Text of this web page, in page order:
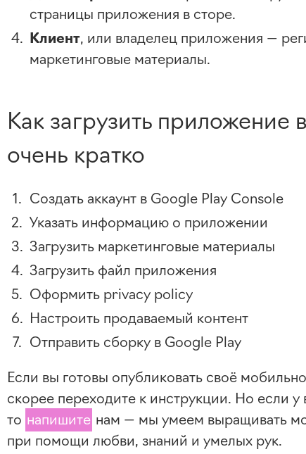
страницы приложения в сторе.
Клиент, или владелец приложения —
маркетинговые материалы.
Как загрузить приложение
очень кратко
Создать аккаунт в Google Play Console
Указать информацию о приложении
Загрузить маркетинговые материалы
Загрузить файл приложения
Оформить privacy policy
Настроить продаваемый контент
Отправить сборку в Google Play
Если вы готовы опубликовать своё
скорее переходите к инструкции. Но если у
то напишите нам — мы умеем выращивать
при помощи любви, знаний и умелых рук.